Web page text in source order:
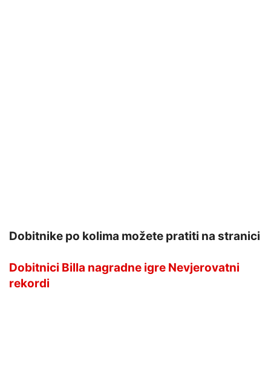
Dobitnike po kolima možete pratiti na stranici
Dobitnici Billa nagradne igre Nevjerovatni
rekordi